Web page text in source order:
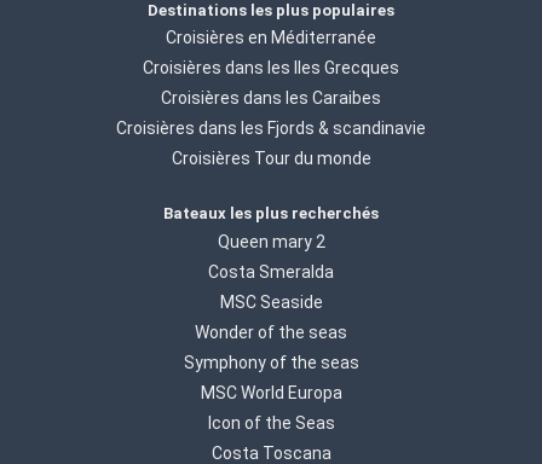
Destinations les plus populaires
Croisières en Méditerranée
Croisières dans les Iles Grecques
Croisières dans les Caraibes
Croisières dans les Fjords & scandinavie
Croisières Tour du monde
Bateaux les plus recherchés
Queen mary 2
Costa Smeralda
MSC Seaside
Wonder of the seas
Symphony of the seas
MSC World Europa
Icon of the Seas
Costa Toscana